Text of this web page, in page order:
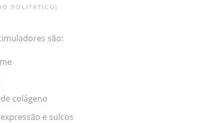
POLITÁTICO)
são:
colágeno
e sulcos